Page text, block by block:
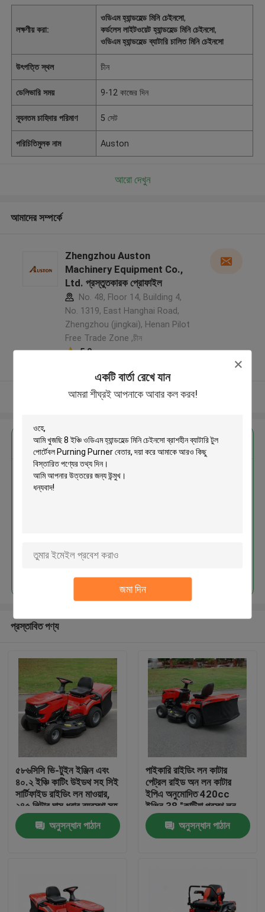
একটি বার্তা রেখে যান
আমরা শীঘ্রই আপনাকে আবার কল করব!
জমা দিন
বাড়ি
ভিডিও
লক্ষণীয় করা:
ওডিএম হ্যান্ডহেল্ড মিনি চেইনসো,
কর্ডলেস লাইটওয়েট হ্যান্ডহেল্ড মিনি চেইনসো,
ওডিএম হ্যান্ডহেল্ড ব্যাটারি চালিত মিনি চেইনসো
উৎপত্তি স্থল চীন
ডেলিভারি সময় 9-12 কাজের দিন
ন্যূনতম চাহিদার পরিমাণ 5 সেট
পরিচিতিমুলক নাম Auston
আরো দেখুন
আমাদের সম্পর্কে
Zhengzhou Auston
Machinery Equipment Co.,
Ltd. প্রস্তুতকারক প্রোফাইল
No. 48, Floor 14, Building 4,
No. 1319, East Hanghai Road,
Zhengzhou (jingkai), Henan Pilot
Free Trade Zone ,চীন
5.0
আরো দেখুন
এর সেরা মূল্য পান
8 ইঞ্চি ওডিএম হ্যান্ডহেল্ড মিনি চেইনসো
প্রস্তাবিত পণ্য
৫৮৬সিসি ভি-টুইন ইঞ্জিন এবং
৪০.২ ইঞ্চি কাটিং উইডথ সহ সিই
সার্টিফাইড রাইডিং লন মাওয়ার,
২৪৫ লিটার ঘাস ধরার ব্যবস্থা সহ
অনুসন্ধান পাঠান
পাইকারি রাইডিং লন কাটার
পেট্রল রাইড অন লন কাটার
ইপিএ অনুমোদিত 420cc
ইঞ্জিন 38 "কাটিয়া প্রস্থ লন
ট্র্যাক্টর OEM সমর্থন
অনুসন্ধান পাঠান